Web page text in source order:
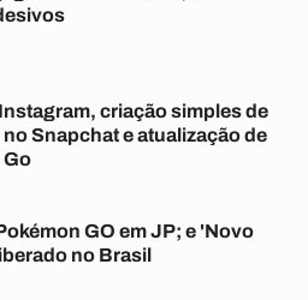
criação simples de
Snapchat e atualização de
Go
GO em JP; e 'Novo
no Brasil